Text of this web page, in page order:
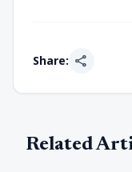
Share: share
Related